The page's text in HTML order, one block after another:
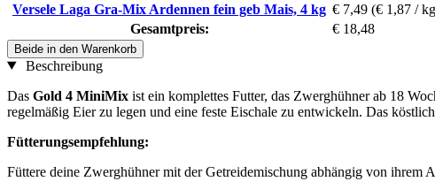
Versele Laga Gra-Mix Ardennen fein geb Mais, 4 kg € 7,49 (€ 1,87 /
Gesamtpreis:
€ 18,48
Beide in den Warenkorb
Beschreibung
Das Gold 4 MiniMix ist ein komplettes Futter, das Zwerghühner ab 18
regelmäßig Eier zu legen und eine feste Eischale zu entwickeln. Das
Fütterungsempfehlung:
Füttere deine Zwerghühner mit der Getreidemischung abhängig von ihrem